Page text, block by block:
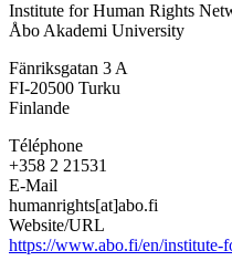
for
Human
Institute for Human Rights
Åbo Akademi University
Fänriksgatan 3 A
FI-20500 Turku
Finlande
Téléphone
+358 2 21531
E-Mail
humanrights[at]abo.fi
Website/URL
https://www.abo.fi/en/institute-